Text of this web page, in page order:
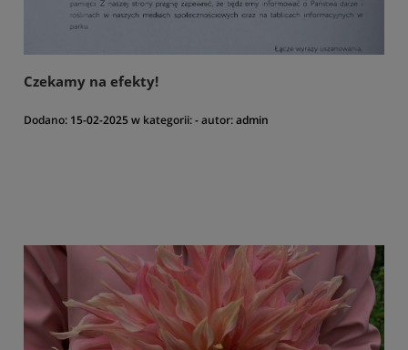
Czekamy na efekty!
Dodano: 15-02-2025 w kategorii:-autor:admin